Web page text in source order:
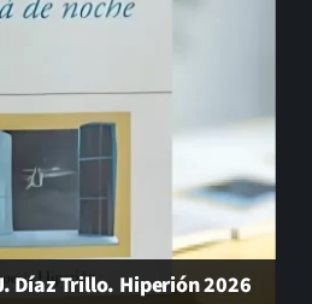
Díaz Trillo. Hiperión 2026